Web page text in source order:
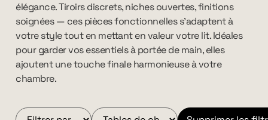
élégance. Tiroirs discrets, niches ouvertes, finitions
soignées — ces pièces fonctionnelles s’adaptent à
votre style tout en mettant en valeur votre lit. Idéales
pour garder vos essentiels à portée de main, elles
ajoutent une touche finale harmonieuse à votre
chambre.